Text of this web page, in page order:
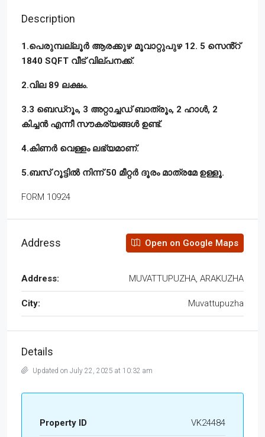
Description
1.പെരുമ്പല്ലൂർ ആരക്കുഴ മൂവാറ്റുപുഴ 12. 5 സെൻ്റ്
1840 SQFT വീട് വില്പനക്ക്.
2.വില 89 ലക്ഷം.
3.3 ബെഡ്‌റൂം, 3 അറ്റാച്ചഡ് ബാത്രൂം, 2 ഹാൾ, 2
കിച്ചൻ എന്നീ സൗകര്യങ്ങൾ ഉണ്ട്.
4.കിണർ വെള്ളം ലഭ്യമാണ്.
5.ബസ് റൂട്ടിൽ നിന്ന് 50 മീറ്റർ ദൂരം മാത്രമേ ഉള്ളൂ.
FORM 10924
Address Open on Google Maps
Address: MUVATTUPUZHA, ARAKUZHA
City: Muvattupuzha
Details
Updated on July 22, 2025 at 10:32 am
Property ID VK24484